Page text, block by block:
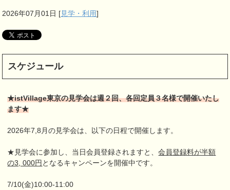
2026年07月01日 [見学・利用]
スケジュール
★istVillage東京の見学会は週２回、各回定員３名様で開催いたし
ます★
2026年7,8月の見学会は、以下の日程で開催します。
★見学会に参加し、当日会員登録されますと、会員登録料が半額
の3, 000円となるキャンペーンを開催中です。
7/10(金)10:00-11:00